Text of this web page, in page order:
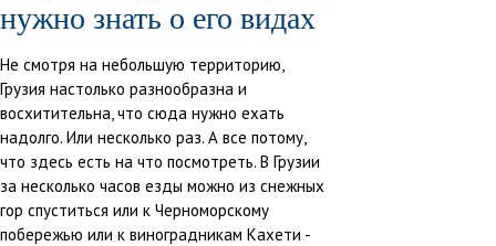
нужно знать о его видах
Не смотря на небольшую территорию,
Грузия настолько разнообразна и
восхитительна, что сюда нужно ехать
надолго. Или несколько раз. А все потому,
что здесь есть на что посмотреть. В Грузии
за несколько часов езды можно из снежных
гор спуститься или к Черноморскому
побережью или к виноградникам Кахети -